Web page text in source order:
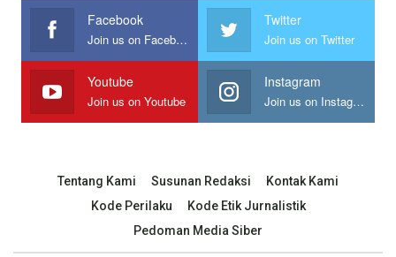
Facebook
Join us on Facebook
Twitter
Join us on Twitter
Youtube
Join us on Youtube
Instagram
Join us on Instagram
Tentang Kami Susunan Redaksi
Kontak Kami
Kode Perilaku
Kode Etik Jurnalistik
Pedoman Media Siber